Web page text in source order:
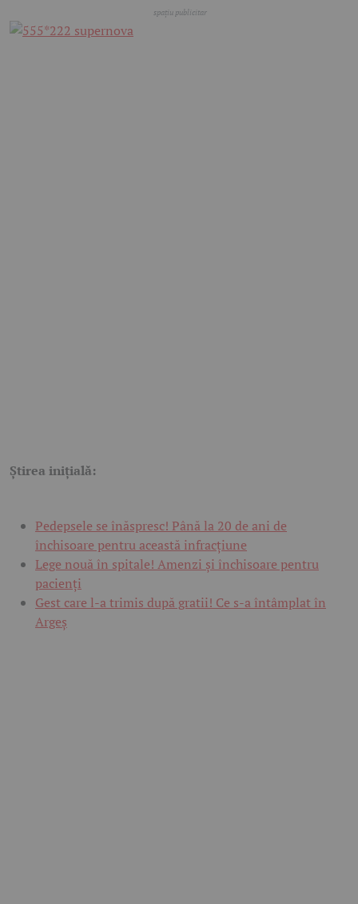
Știrea inițială:
Pedepsele se înăspresc! Până la 20 de ani de
închisoare pentru această infracțiune
Lege nouă în spitale! Amenzi și închisoare pentru
pacienți
Gest care l-a trimis după gratii! Ce s-a întâmplat în
Argeș